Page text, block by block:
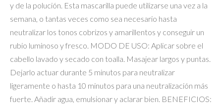
y de la polución. Esta mascarilla puede utilizarse una vez a la
semana, o tantas veces como sea necesario hasta
neutralizar los tonos cobrizos y amarillentos y conseguir un
rubio luminoso y fresco. MODO DE USO: Aplicar sobre el
cabello lavado y secado con toalla. Masajear largos y puntas.
Dejarlo actuar durante 5 minutos para neutralizar
ligeramente o hasta 10 minutos para una neutralización más
fuerte. Añadir agua, emulsionar y aclarar bien. BENEFICIOS: